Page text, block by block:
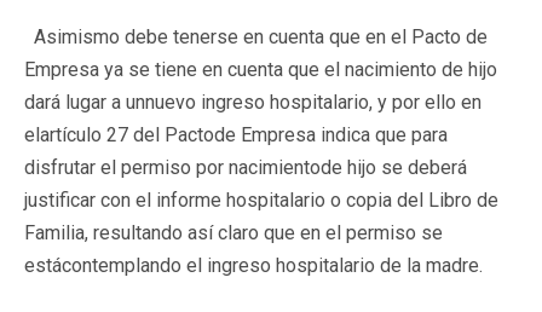
Asimismo debe tenerse en cuenta que en el Pacto de
Empresa ya se tiene en cuenta que el nacimiento de hijo
dará lugar a unnuevo ingreso hospitalario, y por ello en
elartículo 27 del Pactode Empresa indica que para
disfrutar el permiso por nacimientode hijo se deberá
justificar con el informe hospitalario o copia del Libro de
Familia, resultando así claro que en el permiso se
estácontemplando el ingreso hospitalario de la madre.